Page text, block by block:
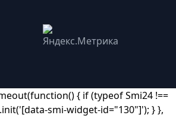
{ if (typeof Smi24 !==
smi-widget-id="130"]'); } },